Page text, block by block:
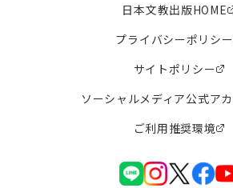
日本文教出版HOME
プライバシーポリシー
サイトポリシー
ソーシャルメディア公式ア
ご利用推奨環境